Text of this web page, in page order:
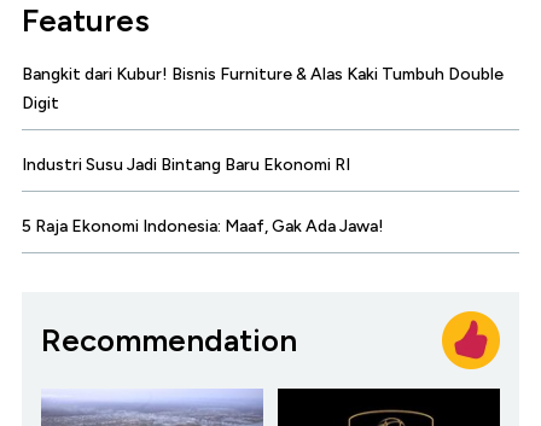
Features
Bangkit dari Kubur! Bisnis Furniture & Alas Kaki Tumbuh Double
Digit
Industri Susu Jadi Bintang Baru Ekonomi RI
5 Raja Ekonomi Indonesia: Maaf, Gak Ada Jawa!
Recommendation